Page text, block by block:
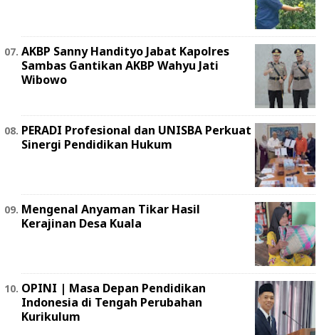
AKBP Sanny Handityo Jabat Kapolres
Sambas Gantikan AKBP Wahyu Jati
Wibowo
PERADI Profesional dan UNISBA Perkuat
Sinergi Pendidikan Hukum
Mengenal Anyaman Tikar Hasil
Kerajinan Desa Kuala
OPINI | Masa Depan Pendidikan
Indonesia di Tengah Perubahan
Kurikulum